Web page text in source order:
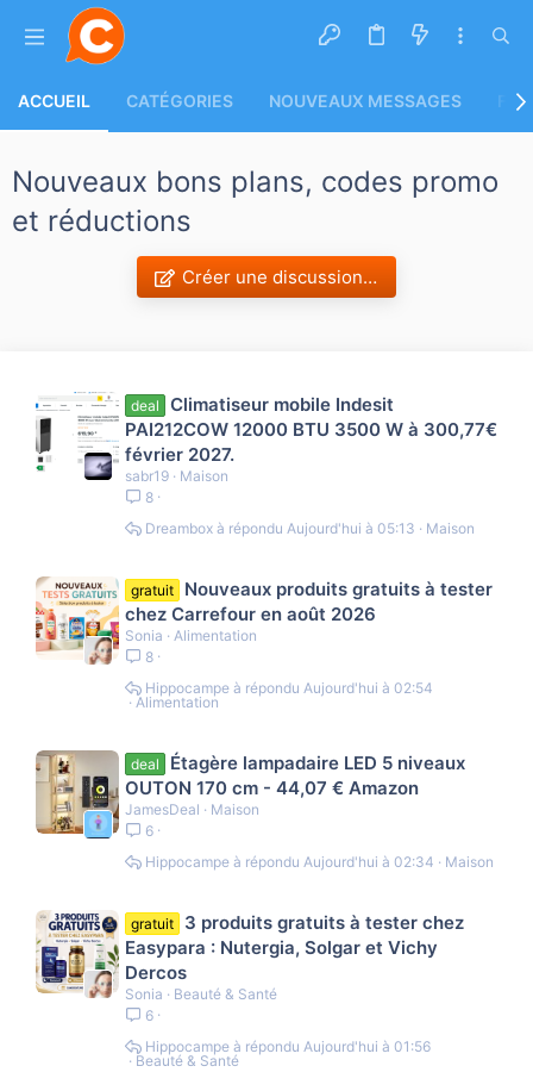
ACCUEIL CATÉGORIES NOUVEAUX MESSAGES
Nouveaux bons plans, codes promo
et réductions
Créer une discussion…
deal
Climatiseur mobile Indesit
PAI212COW 12000 BTU 3500 W à 300,77€
février 2027.
sabr19
Maison
8
Maison
Aujourd'hui à 05:13
Dreambox
gratuit
Nouveaux produits gratuits à tester
chez Carrefour en août 2026
Sonia
Alimentation
8
Alimentation
Aujourd'hui à 02:54
Hippocampe
deal
Étagère lampadaire LED 5 niveaux
OUTON 170 cm - 44,07 € Amazon
JamesDeal
Maison
6
Maison
Aujourd'hui à 02:34
Hippocampe
gratuit
3 produits gratuits à tester chez
Easypara : Nutergia, Solgar et Vichy
Dercos
Sonia
Beauté & Santé
6
Beauté & Santé
Aujourd'hui à 01:56
Hippocampe